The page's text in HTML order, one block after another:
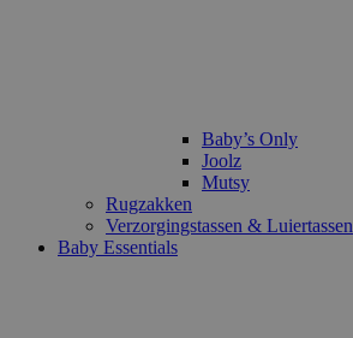
Baby’s Only
Joolz
Mutsy
Rugzakken
Verzorgingstassen & Luiertassen
Baby Essentials